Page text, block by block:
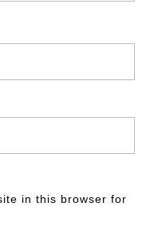
in this browser for